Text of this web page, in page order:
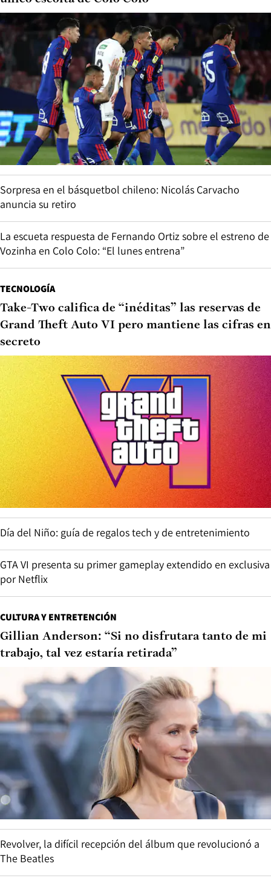
Sorpresa en el básquetbol chileno: Nicolás Carvacho
anuncia su retiro
La escueta respuesta de Fernando Ortiz sobre el estreno de
Vozinha en Colo Colo: “El lunes entrena”
TECNOLOGÍA
Take-Two califica de “inéditas” las reservas de
Grand Theft Auto VI pero mantiene las cifras en
secreto
Día del Niño: guía de regalos tech y de entretenimiento
GTA VI presenta su primer gameplay extendido en exclusiva
por Netflix
CULTURA Y ENTRETENCIÓN
Gillian Anderson: “Si no disfrutara tanto de mi
trabajo, tal vez estaría retirada”
Revolver, la difícil recepción del álbum que revolucionó a
The Beatles